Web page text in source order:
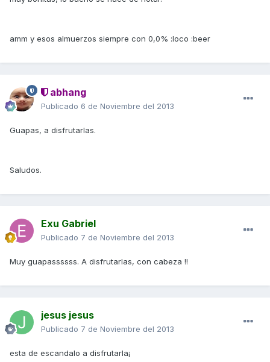
amm y esos almuerzos siempre con 0,0% :loco :beer
abhang
Publicado 6 de Noviembre del 2013
Guapas, a disfrutarlas.
Saludos.
Exu Gabriel
Publicado 7 de Noviembre del 2013
Muy guapassssss. A disfrutarlas, con cabeza !!
jesus jesus
Publicado 7 de Noviembre del 2013
esta de escandalo a disfrutarla¡